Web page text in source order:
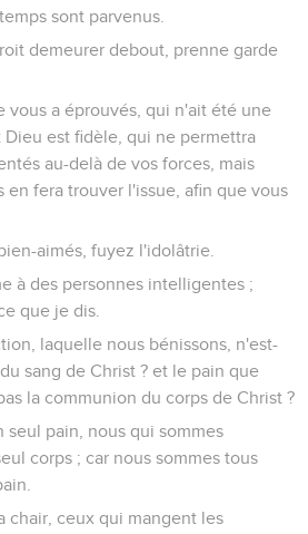
sont parvenus.
demeurer debout, prenne garde
vous a éprouvés, qui n'ait été une
est fidèle, qui ne permettra
au-delà de vos forces, mais
en fera trouver l'issue, afin que vous
aimés, fuyez l'idolâtrie.
à des personnes intelligentes ;
que je dis.
laquelle nous bénissons, n'est-
sang de Christ ? et le pain que
la communion du corps de Christ ?
seul pain, nous qui sommes
corps ; car nous sommes tous
chair, ceux qui mangent les